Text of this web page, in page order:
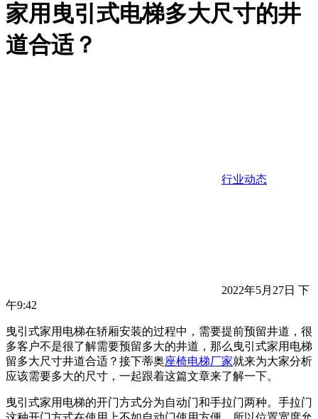
家用曳引式电梯多大尺寸的井
道合适？
行业动态
2022年5月27日 下
午9:42
曳引式家用电梯在轿厢安装的过程中，需要提前预留井道，很
多客户不是很了解需要预留多大的井道，那么曳引式家用电梯
留多大尺寸井道合适？接下蒂奥座椅电梯厂家就来为大家分析
应该需要多大的尺寸，一起跟着这篇文章来了解一下。
曳引式家用电梯的开门方式分为自动门和手拉门两种。手拉门